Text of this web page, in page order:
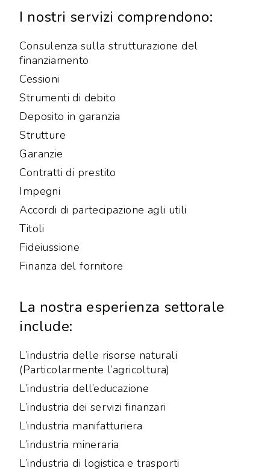
I nostri servizi comprendono:
Consulenza sulla strutturazione del
finanziamento
Cessioni
Strumenti di debito
Deposito in garanzia
Strutture
Garanzie
Contratti di prestito
Impegni
Accordi di partecipazione agli utili
Titoli
Fideiussione
Finanza del fornitore
La nostra esperienza settorale
include:
L’industria delle risorse naturali
(Particolarmente l’agricoltura)
L’industria dell’educazione
L’industria dei servizi finanzari
L’industria manifatturiera
L’industria mineraria
L’industria di logistica e trasporti